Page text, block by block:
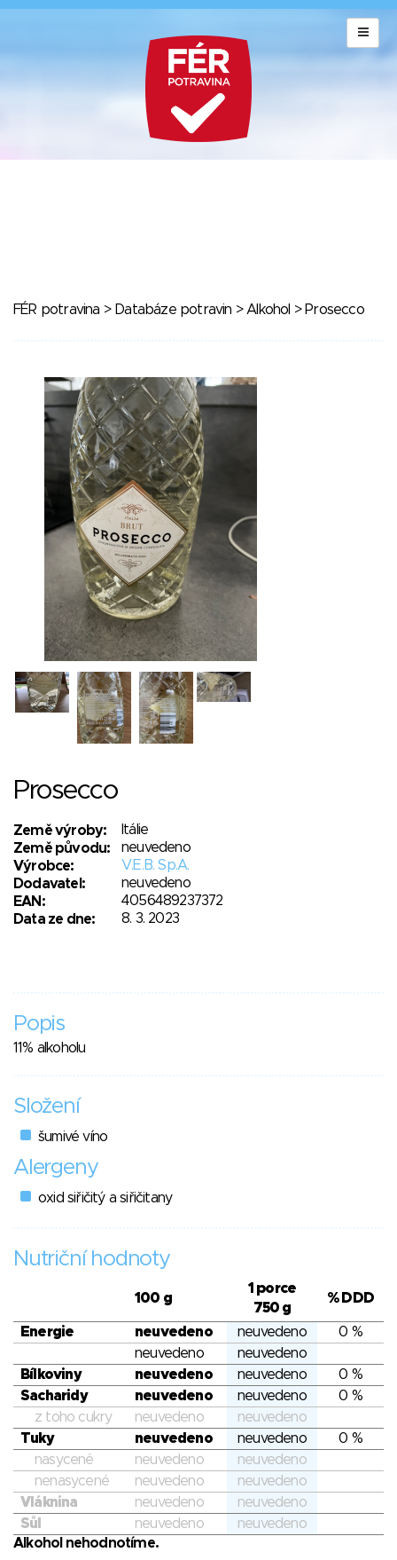
FÉR potravina > Databáze potravin > Alkohol > Prosecco
Prosecco
Země výroby:
Itálie
Země původu:
neuvedeno
Výrobce:
V.E.B. Sp.A.
Dodavatel:
neuvedeno
EAN:
4056489237372
Data ze dne:
8. 3. 2023
Popis
11% alkoholu
Složení
šumivé víno
Alergeny
oxid siřičitý a siřičitany
Nutriční hodnoty
100 g
1 porce
750 g
% DDD
Energie neuvedeno neuvedeno
0 %
neuvedeno
neuvedeno
Bílkoviny
neuvedeno neuvedeno
0 %
Sacharidy
neuvedeno neuvedeno
0 %
z toho cukry
neuvedeno
neuvedeno
Tuky
neuvedeno neuvedeno
0 %
nasycené
neuvedeno
neuvedeno
nenasycené
neuvedeno
neuvedeno
Vláknina
neuvedeno
neuvedeno
Sůl
neuvedeno
neuvedeno
Alkohol nehodnotíme.